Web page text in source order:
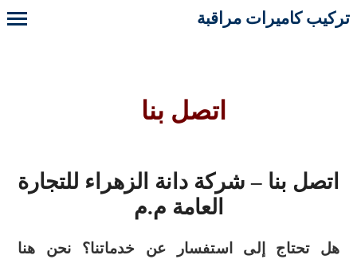
تركيب كاميرات مراقبة
اتصل بنا
اتصل بنا – شركة دانة الزهراء للتجارة
العامة م.م
هل تحتاج إلى استفسار عن خدماتنا؟ نحن هنا